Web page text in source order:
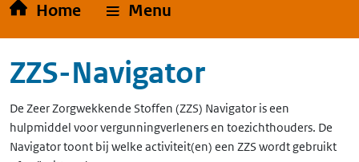
Home Menu
ZZS-Navigator
De Zeer Zorgwekkende Stoffen (ZZS) Navigator is een
hulpmiddel voor vergunningverleners en toezichthouders. De
Navigator toont bij welke activiteit(en) een ZZS wordt gebruikt